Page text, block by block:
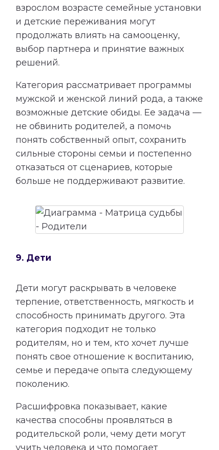
взрослом возрасте семейные установки
и детские переживания могут
продолжать влиять на самооценку,
выбор партнера и принятие важных
решений.
Категория рассматривает программы
мужской и женской линий рода, а также
возможные детские обиды. Ее задача —
не обвинить родителей, а помочь
понять собственный опыт, сохранить
сильные стороны семьи и постепенно
отказаться от сценариев, которые
больше не поддерживают развитие.
9. Дети
Дети могут раскрывать в человеке
терпение, ответственность, мягкость и
способность принимать другого. Эта
категория подходит не только
родителям, но и тем, кто хочет лучше
понять свое отношение к воспитанию,
семье и передаче опыта следующему
поколению.
Расшифровка показывает, какие
качества способны проявляться в
родительской роли, чему дети могут
учить человека и что помогает